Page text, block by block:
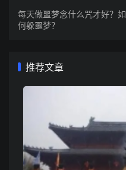
每天做噩梦念什么咒才好？如
何躲噩梦？
推荐文章